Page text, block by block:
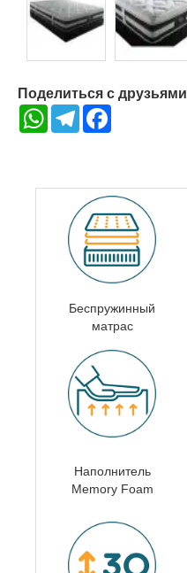
Поделиться с друзьями
WhatsAppTelegram
Беспружинный
матрас
Наполнитель
Memory Foam